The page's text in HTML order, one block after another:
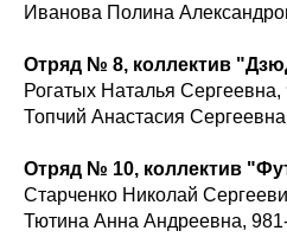
Иванова Полина
Отряд № 8, коллектив
Рогатых Наталья
Топчий Анастасия
Отряд № 10, коллектив
Старченко Николай
Тютина Анна Андреевна,